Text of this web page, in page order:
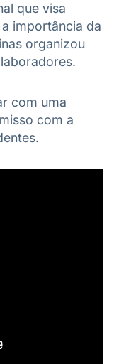
que visa
importância da
organizou
com uma
com a